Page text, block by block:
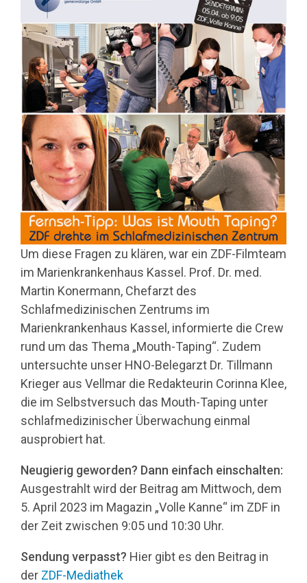
Um diese Fragen zu klären, war ein ZDF-Filmteam
im Marienkrankenhaus Kassel. Prof. Dr. med.
Martin Konermann, Chefarzt des
Schlafmedizinischen Zentrums im
Marienkrankenhaus Kassel, informierte die Crew
rund um das Thema „Mouth-Taping“. Zudem
untersuchte unser HNO-Belegarzt Dr. Tillmann
Krieger aus Vellmar die Redakteurin Corinna Klee,
die im Selbstversuch das Mouth-Taping unter
schlafmedizinischer Überwachung einmal
ausprobiert hat.
Neugierig geworden? Dann einfach einschalten:
Ausgestrahlt wird der Beitrag am Mittwoch, dem
5. April 2023 im Magazin „Volle Kanne“ im ZDF in
der Zeit zwischen 9:05 und 10:30 Uhr.
Sendung verpasst? Hier gibt es den Beitrag in
der ZDF-Mediathek